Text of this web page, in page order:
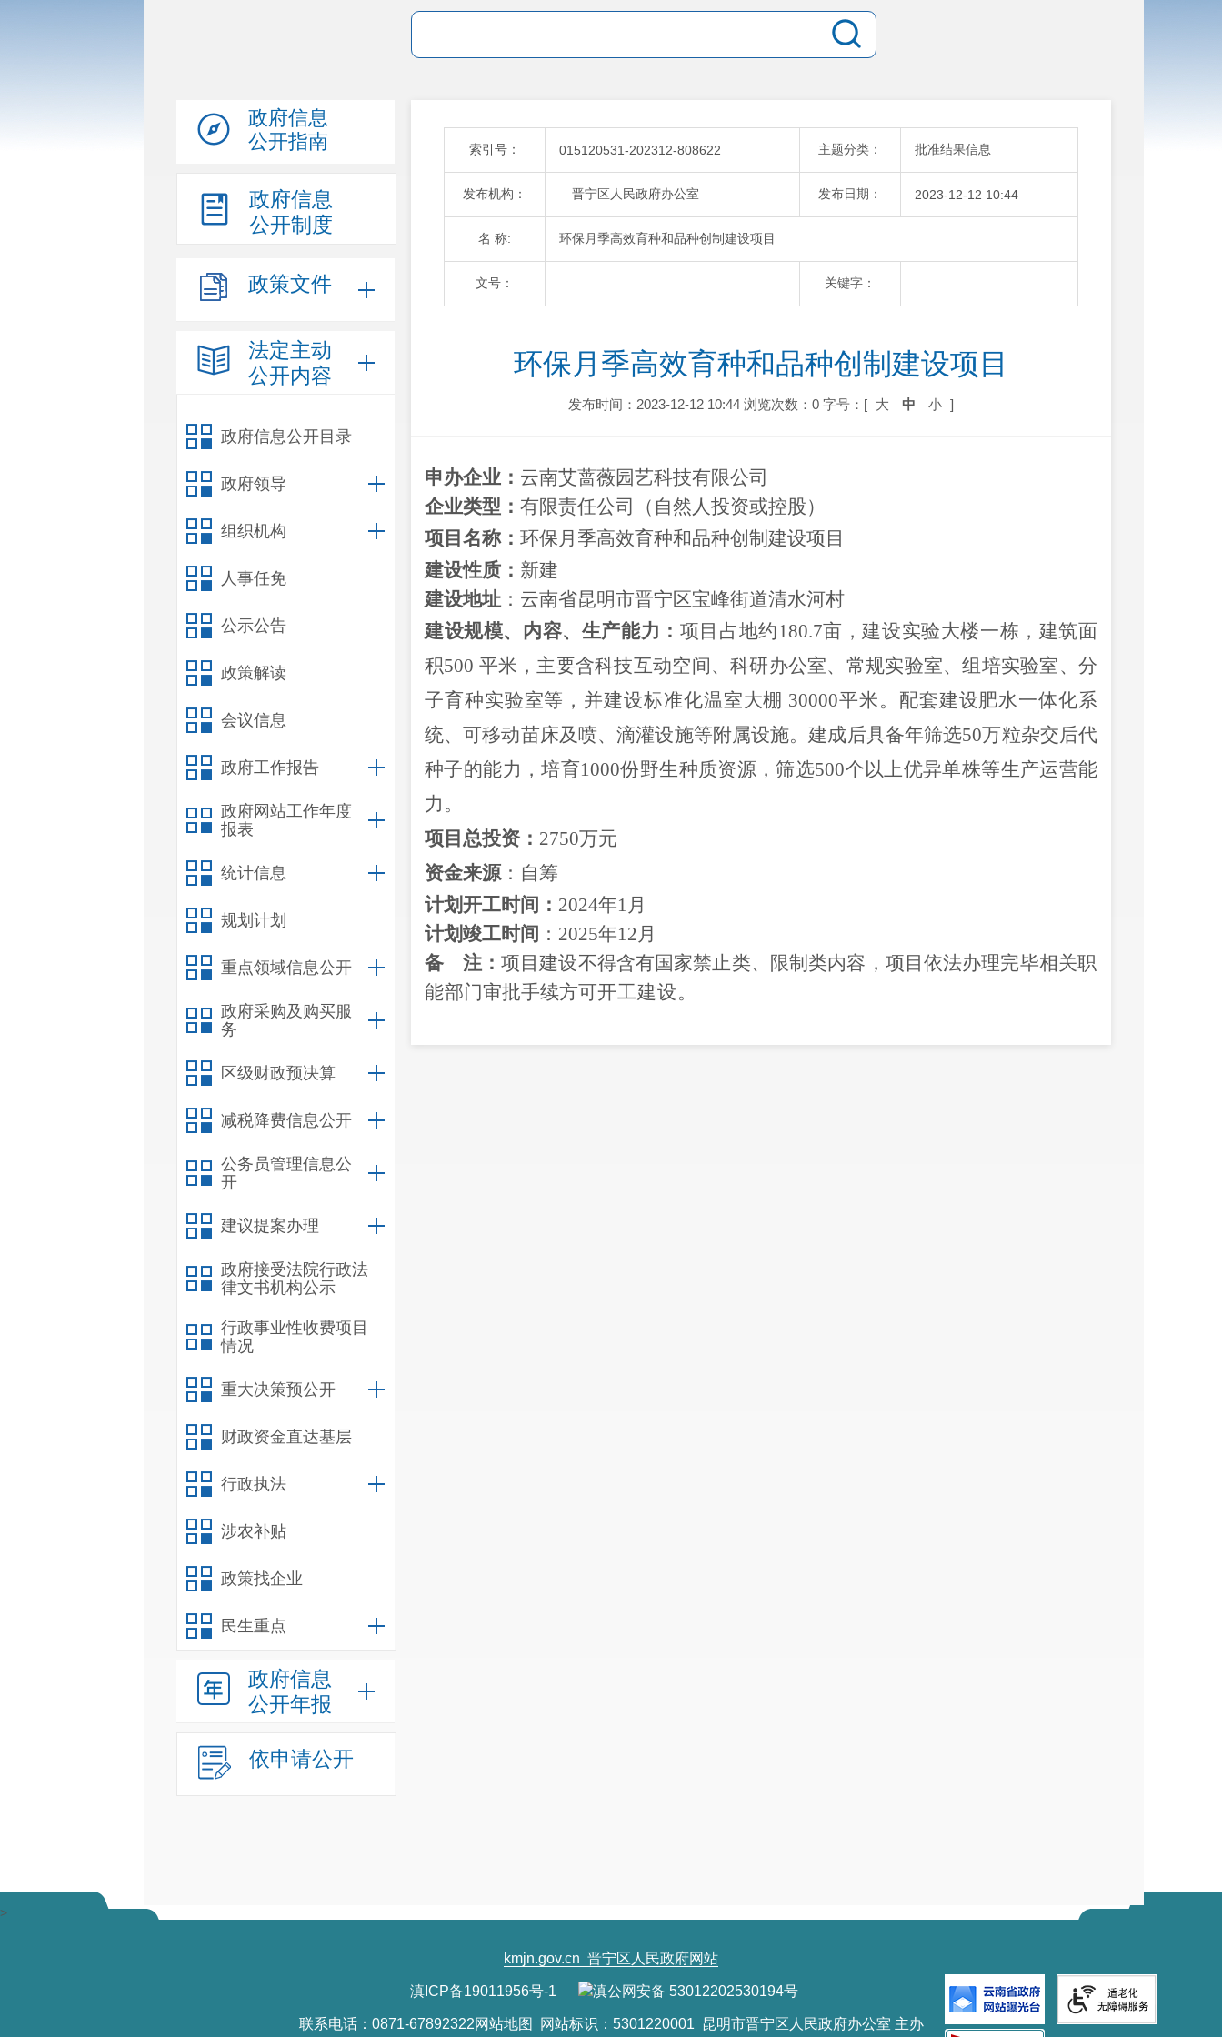
政府信息
公开指南
政府信息
公开制度
政策文件
法定主动
公开内容
政府信息公开目录
政府领导
组织机构
人事任免
公示公告
政策解读
会议信息
政府工作报告
政府网站工作年度
报表
统计信息
规划计划
重点领域信息公开
政府采购及购买服
务
区级财政预决算
减税降费信息公开
公务员管理信息公
开
建议提案办理
政府接受法院行政法
律文书机构公示
行政事业性收费项目
情况
重大决策预公开
财政资金直达基层
行政执法
涉农补贴
政策找企业
民生重点
政府信息
公开年报
依申请公开
索引号： 015120531-202312-808622 主题分类： 批准结果信息
发布机构： 晋宁区人民政府办公室 发布日期： 2023-12-12 10:44
名 称: 环保月季高效育种和品种创制建设项目
文号： 关键字：
环保月季高效育种和品种创制建设项目
发布时间：2023-12-12 10:44 浏览次数：0 字号：[ 大 中 小 ]
申办企业： 云南艾蔷薇园艺科技有限公司
企业类型： 有限责任公司（自然人投资或控股）
项目名称： 环保月季高效育种和品种创制建设项目
建设性质： 新建
建设地址 ：云南省昆明市晋宁区宝峰街道清水河村
建设规模、 内容、 生产能力： 项目占地约180.7亩，建设实验大楼一栋，建筑面
积500 平米，主要含科技互动空间、科研办公室、常规实验室、组培实验室、分
子育种实验室等，并建设标准化温室大棚 30000平米。配套建设肥水一体化系
统、可移动苗床及喷、滴灌设施等附属设施。建成后具备年筛选50万粒杂交后代
种子的能力，培育1000份野生种质资源，筛选500个以上优异单株等生产运营能
力。
项目总投资： 2750万元
资金来源： 自筹
计划开工时间： 2024年1月
计划竣工时间 ： 2025年12月
备
注： 项目建设不得含有国家禁止类、限制类内容，项目依法办理完毕相关职
能部门审批手续方可开工建设。
>
kmjn.gov.cn 晋宁区人民政府网站
滇ICP备19011956号-1 滇公网安备 53012202530194号
联系电话：0871-67892322网站地图 网站标识：5301220001 昆明市晋宁区人民政府办公室 主办